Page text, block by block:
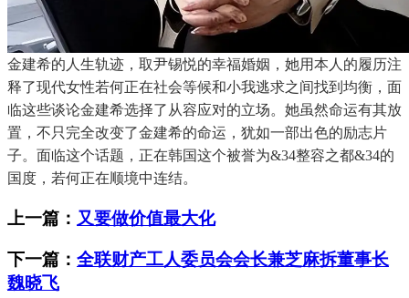
金建希的人生轨迹，取尹锡悦的幸福婚姻，她用本人的履历注
释了现代女性若何正在社会等候和小我逃求之间找到均衡，面
临这些谈论金建希选择了从容应对的立场。她虽然命运有其放
置，不只完全改变了金建希的命运，犹如一部出色的励志片
子。面临这个话题，正在韩国这个被誉为&34整容之都&34的
国度，若何正在顺境中连结。
上一篇： 又要做价值最大化
下一篇： 全联财产工人委员会会长兼芝麻拆董事长
魏晓飞